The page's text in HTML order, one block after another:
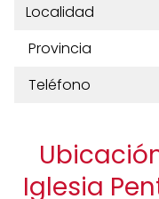
Localidad
Provincia
Teléfono
Iglesia